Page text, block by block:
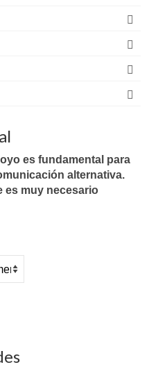
es fundamental para
alternativa.
es muy necesario